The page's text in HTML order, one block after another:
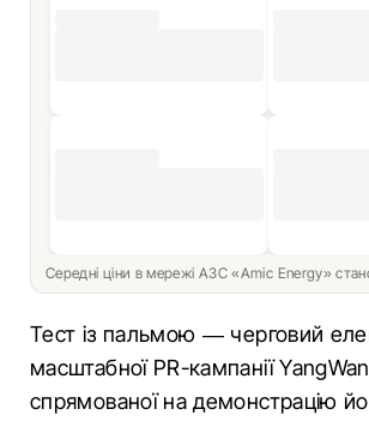
Середні ціни в мережі АЗС «Amic Energy»
Тест із пальмою — черговий
масштабної PR-кампанії
спрямованої на демонстрацію